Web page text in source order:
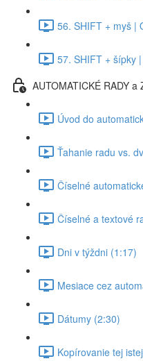
56. SHIFT + myš |
57. SHIFT + šípky
AUTOMATICKÉ RADY a
Úvod do
Ťahanie radu vs.
Číselné
Číselné a textové
Dni v týždni (1:17)
Mesiace cez
Dátumy (2:30)
Kopírovanie tej